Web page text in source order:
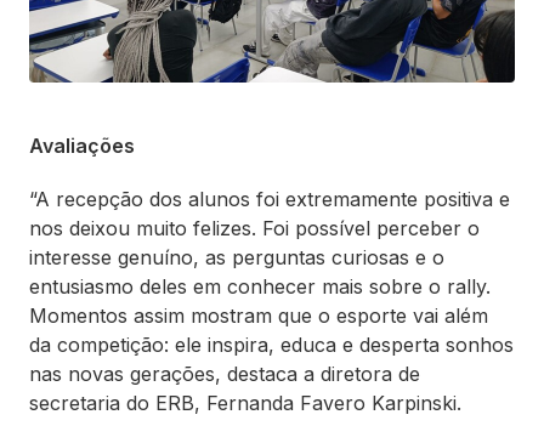
Avaliações
“A recepção dos alunos foi extremamente positiva e
nos deixou muito felizes. Foi possível perceber o
interesse genuíno, as perguntas curiosas e o
entusiasmo deles em conhecer mais sobre o rally.
Momentos assim mostram que o esporte vai além
da competição: ele inspira, educa e desperta sonhos
nas novas gerações, destaca a diretora de
secretaria do ERB, Fernanda Favero Karpinski.